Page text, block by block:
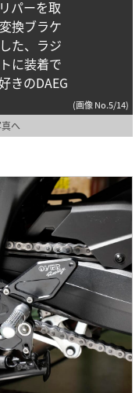
パーを取
換ブラケ
た、ラジ
に装着で
きのDAEG
(画像 No.5/14)
へ